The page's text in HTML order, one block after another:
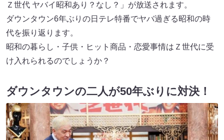
Ｚ世代 ヤバイ昭和あり？なし？」が放送されます。
ダウンタウン6年ぶりの日テレ特番でヤバ過ぎる昭和の時
代を振り返ります。
昭和の暮らし・子供・ヒット商品・恋愛事情はＺ世代に受
け入れられるのでしょうか？
ダウンタウンの二人が50年ぶりに対決！